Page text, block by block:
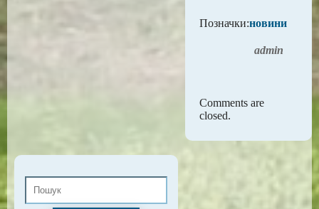
Позначки:новини
admin
Comments are
closed.